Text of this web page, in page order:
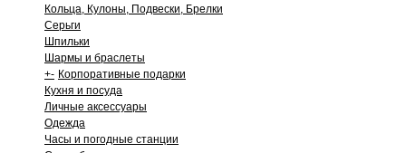
Кольца, Кулоны, Подвески, Брелки
Серьги
Шпильки
Шармы и браслеты
+- Корпоративные подарки
Кухня и посуда
Личные аксессуары
Одежда
Часы и погодные станции